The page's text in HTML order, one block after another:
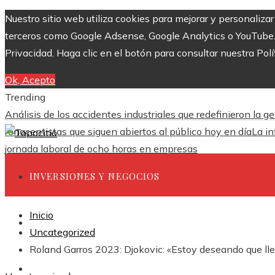
Nuestro sitio web utiliza cookies para mejorar y
terceros como Google Adsense, Google Analytics o
Privacidad. Haga clic en el botón para consultar nuestra
Ok, Acepto
Trending
Análisis de los accidentes industriales que redefinieron la
renacentistas que siguen abiertos al público hoy en díaLa
jornada laboral de ocho horas en empresas
INVERSIONES Y NEGOCIOS
CIENCIA Y TECNOLOGÍA
Inicio
Uncategorized
Roland Garros 2023: Djokovic: «Estoy deseando que